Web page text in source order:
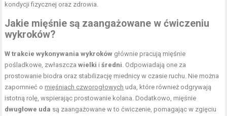
kondycji fizycznej oraz zdrowia.
Jakie mięśnie są zaangażowane w ćwiczeniu
wykroków?
W trakcie wykonywania wykroków głównie pracują mięśnie
pośladkowe, zwłaszczawielki iśredni. Odpowiadają one za
prostowanie biodra oraz stabilizację miednicy w czasie ruchu. Nie można
zapomnieć o mięśniach czworogłowych uda, które również odgrywają
istotną rolę, wspierając prostowanie kolana. Dodatkowo, mięśnie
dwugłowe uda są zaangażowane w to ćwiczenie, pomagając w zgięciu